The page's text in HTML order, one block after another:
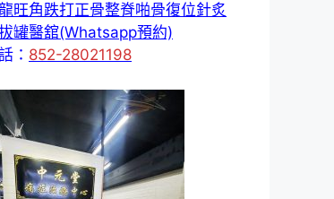
旺角跌打正骨整脊啪骨復位針炙
罐醫舘(Whatsapp預約)
： 852-28021198